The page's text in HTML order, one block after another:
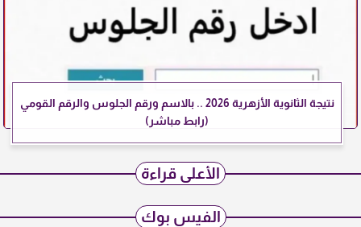
نتيجة الثانوية الأزهرية 2026 .. بالاسم ورقم الجلوس والرقم القومي
(رابط مباشر)
الأعلى قراءة
الفيس بوك